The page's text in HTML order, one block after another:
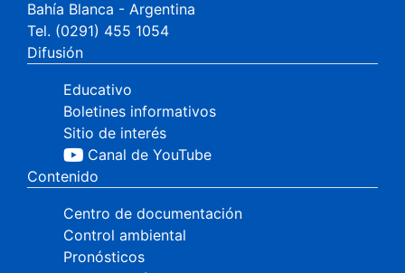
Bahía Blanca - Argentina
Tel. (0291) 455 1054
Difusión
Educativo
Boletines informativos
Sitio de interés
Canal de YouTube
Contenido
Centro de documentación
Control ambiental
Pronósticos